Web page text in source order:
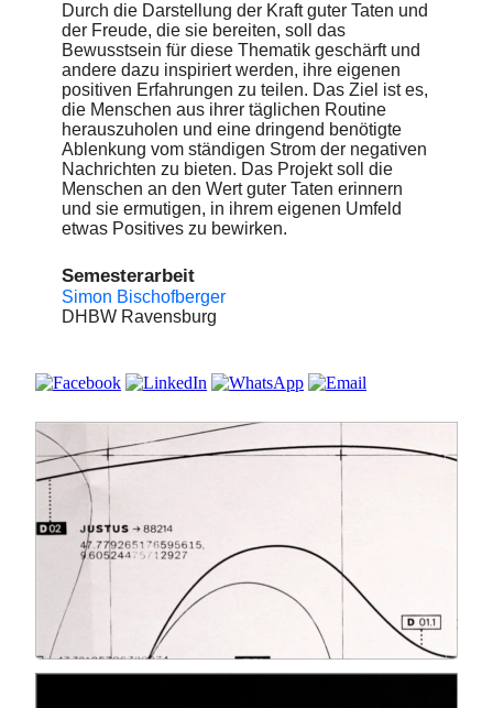
Durch die Darstellung der Kraft guter Taten und
der Freude, die sie bereiten, soll das
Bewusstsein für diese Thematik geschärft und
andere dazu inspiriert werden, ihre eigenen
positiven Erfahrungen zu teilen. Das Ziel ist es,
die Menschen aus ihrer täglichen Routine
herauszuholen und eine dringend benötigte
Ablenkung vom ständigen Strom der negativen
Nachrichten zu bieten. Das Projekt soll die
Menschen an den Wert guter Taten erinnern
und sie ermutigen, in ihrem eigenen Umfeld
etwas Positives zu bewirken.
Semesterarbeit
Simon Bischofberger
DHBW Ravensburg